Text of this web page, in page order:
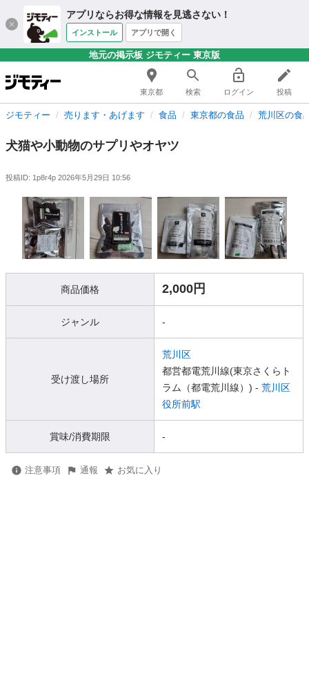
アプリならお得な情報を見逃さない！
インストール アプリで開く
地元の掲示板 ジモティー 東京版
東京都 検索 ログイン 投稿
ジモティー 売ります・あげます 食品 東京都の食品 荒川区の食
犬猫や小動物のサプリやオヤツ
投稿ID: 1p8r4p 2026年5月29日 10:56
商品価格 2,000円
ジャンル -
受け渡し場所
荒川区
都営都電荒川線(東京さくらト
ラム（都電荒川線）) - 荒川区
役所前駅
賞味/消費期限 -
注意事項 通報 お気に入り